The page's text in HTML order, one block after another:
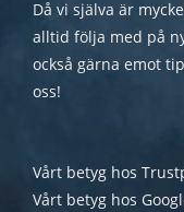
Då vi själva är
alltid följa med på
också gärna emot
oss!
Vårt betyg hos
Vårt betyg hos